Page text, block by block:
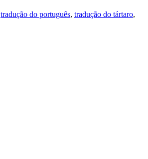
tradução do português, tradução do tártaro,